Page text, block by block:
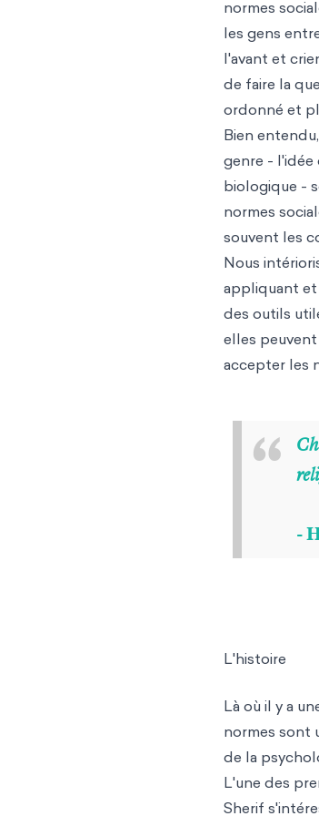
normes
les gens
l'avant et
de faire la
ordonné et
Bien
genre -
biologique -
normes
souvent les
Nous
appliquant et
des outils
elles
accepter les
“
-
L'histoire
Là où il y a
normes sont
de la
L'une des
Sherif